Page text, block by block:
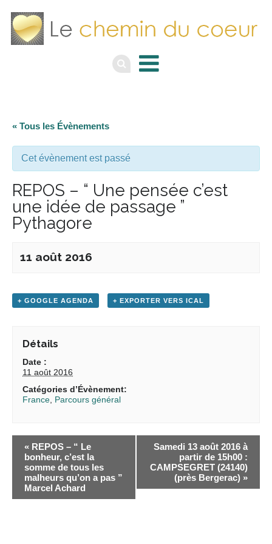
« Tous les Évènements
Cet évènement est passé
REPOS – “ Une pensée c’est
une idée de passage ”
Pythagore
11 août 2016
+ GOOGLE AGENDA + EXPORTER VERS ICAL
Détails
Date :
11 août 2016
Catégories d’Évènement:
France, Parcours général
« REPOS – “ Le
bonheur, c’est la
somme de tous les
malheurs qu’on a pas ”
Marcel Achard
Samedi 13 août 2016 à
partir de 15h00 :
CAMPSEGRET (24140)
(près Bergerac) »